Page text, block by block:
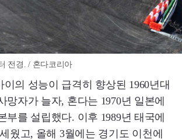
전경. / 혼다코리아
의 성능이 급격히 향상된 1960년대
망자가 늘자, 혼다는 1970년 일본에
부를 설립했다. 이후 1989년 태국에
웠고, 올해 3월에는 경기도 이천에